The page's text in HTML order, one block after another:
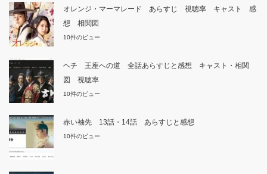
オレンジ・マーマレード あらすじ 視聴率 キャスト 感
想 相関図
10件のビュー
ヘチ 王座への道 全話あらすじと感想 キャスト・相関
図 視聴率
10件のビュー
赤い袖先 13話・14話 あらすじと感想
10件のビュー